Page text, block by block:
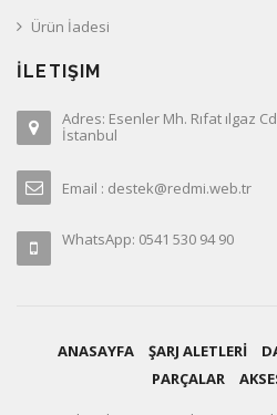
Ürün İadesi
İLETIŞIM
Adres: Esenler Mh. Rıfat ılgaz
İstanbul
Email : destek@redmi.web.tr
WhatsApp: 0541 530 94 90
ANASAYFA ŞARJ ALETLERİ
PARÇALAR